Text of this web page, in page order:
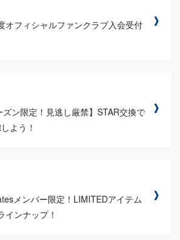
オフィシャルファンクラブ入会受付
ズン限定！見逃し厳禁】STAR交換で
よう！
メンバー限定！LIMITEDアイテム
インナップ！